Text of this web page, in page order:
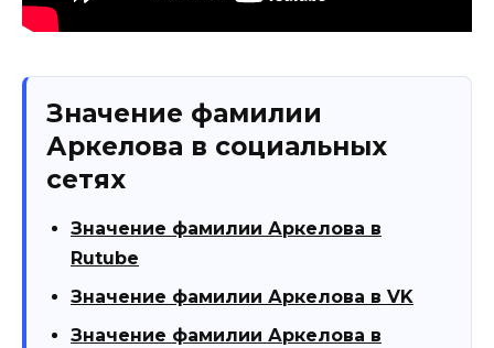
Значение фамилии
Аркелова в социальных
сетях
Значение фамилии Аркелова в
Rutube
Значение фамилии Аркелова в VK
Значение фамилии Аркелова в